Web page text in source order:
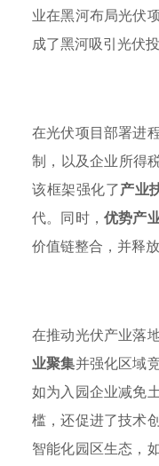
业在黑河布局光伏
成了黑河吸引光伏
在光伏项目部署进
制，以及企业所得
该框架强化了产业
代。同时，优势产
价值链整合，并释
在推动光伏产业落
业聚集并强化区域
如为入园企业减免
槛，还促进了技术
智能化园区生态，